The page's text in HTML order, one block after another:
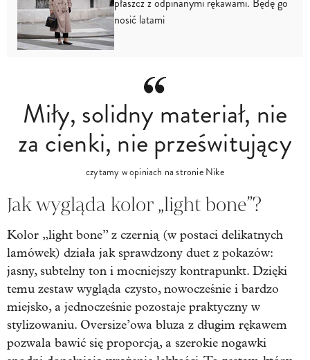
nosić latami
Miły, solidny materiał, nie
za cienki, nie prześwitujący
czytamy w opiniach na stronie Nike
Jak wygląda kolor „light bone”?
Kolor „light bone” z czernią (w postaci delikatnych
lamówek) działa jak sprawdzony duet z pokazów:
jasny, subtelny ton i mocniejszy kontrapunkt. Dzięki
temu zestaw wygląda czysto, nowocześnie i bardzo
miejsko, a jednocześnie pozostaje praktyczny w
stylizowaniu. Oversize’owa bluza z długim rękawem
pozwala bawić się proporcją, a szerokie nogawki